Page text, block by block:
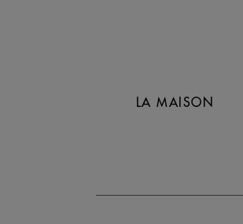
LA MAISON